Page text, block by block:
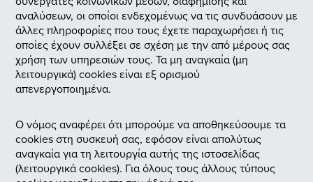
αναλύσεων, οι οποίοι ενδεχομένως να τις συνδυάσουν με
άλλες πληροφορίες που τους έχετε παραχωρήσει ή τις
οποίες έχουν συλλέξει σε σχέση με την από μέρους σας
χρήση των υπηρεσιών τους. Τα μη αναγκαία (μη
λειτουργικά) cookies είναι εξ ορισμού
απενεργοποιημένα.
Ο νόμος αναφέρει ότι μπορούμε να αποθηκεύσουμε τα
cookies στη συσκευή σας, εφόσον είναι απολύτως
αναγκαία για τη λειτουργία αυτής της ιστοσελίδας
(λειτουργικά cookies). Για όλους τους άλλους τύπους